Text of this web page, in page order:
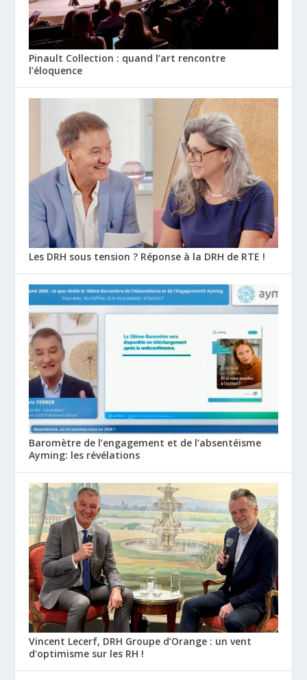
Pinault Collection : quand l’art rencontre
l’éloquence
Les DRH sous tension ? Réponse à la DRH de RTE !
Baromètre de l’engagement et de l’absentéisme
Ayming: les révélations
Vincent Lecerf, DRH Groupe d’Orange : un vent
d’optimisme sur les RH !